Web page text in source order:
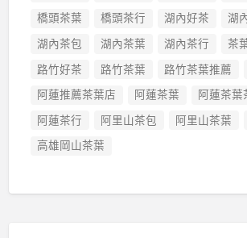
橋頭茶葉
橋頭茶行 湖內好茶
湖
湖內茶包
湖內茶葉 湖內茶行
茶
路竹好茶
路竹茶葉 路竹茶葉推薦
阿蓮推薦茶葉店
阿蓮茶葉
阿蓮茶葉
阿蓮茶行
阿里山茶包 阿里山茶葉
高雄岡山茶葉